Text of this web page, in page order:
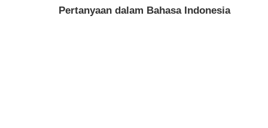
Pertanyaan dalam Bahasa Indonesia